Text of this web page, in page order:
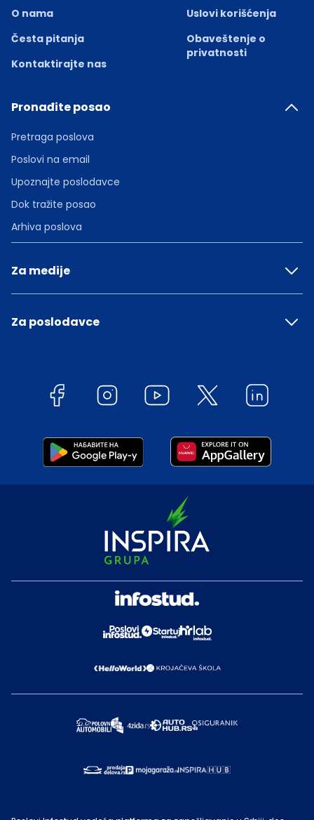
O nama
Česta pitanja
Kontaktirajte nas
Uslovi korišćenja
Obaveštenje o
privatnosti
Pronađite posao
Pretraga poslova
Poslovi na email
Upoznajte poslodavce
Dok tražite posao
Arhiva poslova
Za medije
Za poslodavce